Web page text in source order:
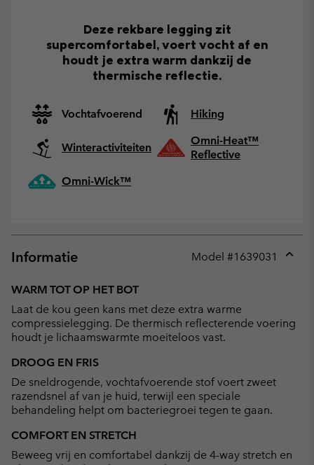
Deze rekbare legging zit
supercomfortabel, voert vocht af en
houdt je extra warm dankzij de
thermische reflectie.
Vochtafvoerend Hiking
Winteractiviteiten
Omni-Heat™
Reflective
Omni-Wick™
Informatie Model #1639031
WARM TOT OP HET BOT
Laat de kou geen kans met deze extra warme
compressielegging. De thermisch reflecterende voering
houdt je lichaamswarmte moeiteloos vast.
DROOG EN FRIS
De sneldrogende, vochtafvoerende stof voert zweet
razendsnel af van je huid, terwijl een speciale
behandeling helpt om bacteriegroei tegen te gaan.
COMFORT EN STRETCH
Beweeg vrij en comfortabel dankzij de 4-way stretch en